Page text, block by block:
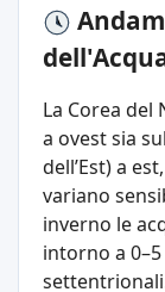
La Corea del
a ovest sia
dell’Est) a
variano
inverno le
intorno a